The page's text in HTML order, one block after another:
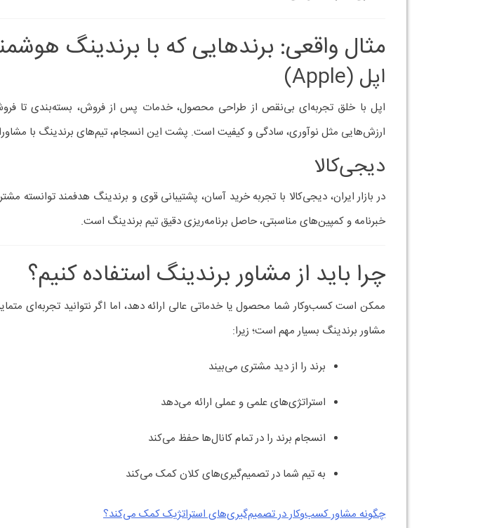
چگونه مشاور کسب‌وکار در تصمیم‌گیری‌های استراتژیک کمک می‌کند؟
جمع‌بندی: برندینگ یعنی تجربه + وفاداری
مخاطب، طراحی دقیق استراتژی‌ها، و نظارت مستمر، این مسیر را هموار می‌سازد.
اگر به دنبال ارتقاء تجربه مشتری، ایجاد وفاداری و تبدیل برندتان به یک دارایی ارزشمند هستید،